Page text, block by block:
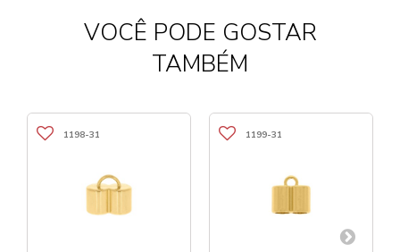
VOCÊ PODE GOSTAR
TAMBÉM
1198-31 1199-31